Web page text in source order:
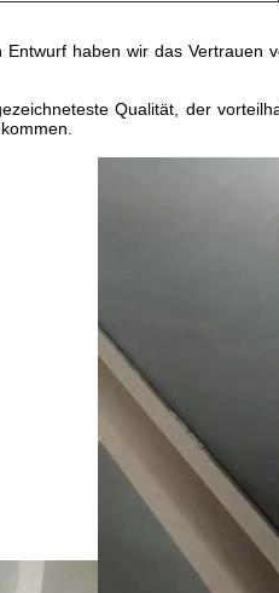
haben wir das
Qualität, der